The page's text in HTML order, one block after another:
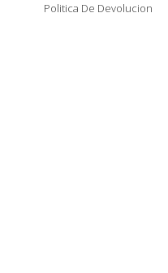
Politica De Devolucion